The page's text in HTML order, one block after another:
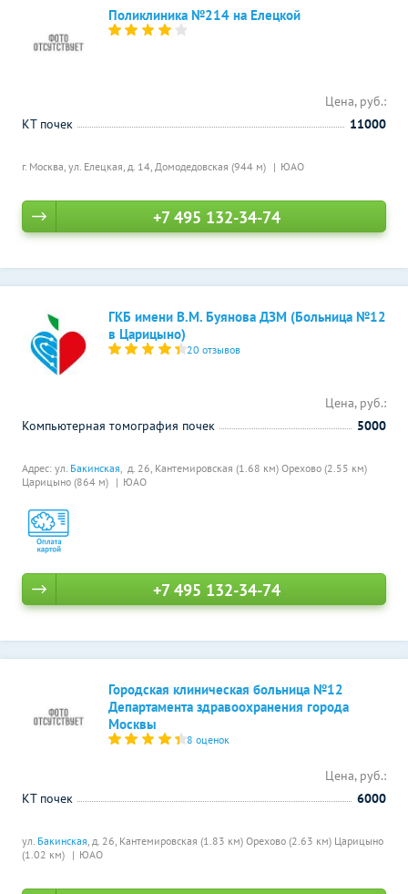
Поликлиника №214 на Елецкой
г. Москва, ул. Елецкая, д. 14, Домодедовская (944 м) ЮАО
Цена, руб.:
КТ почек
11000
+7 495 132-34-74
ГКБ имени В.М. Буянова ДЗМ (Больница №12
в Царицыно)
20 отзывов
Адрес: ул. Бакинская, д. 26, Кантемировская (1.68 км) Орехово (2.55 км)
Царицыно (864 м)
ЮАО
Цена, руб.:
Компьютерная томография почек
5000
+7 495 132-34-74
Городская клиническая больница №12
Департамента здравоохранения города
Москвы
8 оценок
ул. Бакинская, д. 26, Кантемировская (1.83 км) Орехово (2.63 км) Царицыно
(1.02 км)
ЮАО
Цена, руб.:
КТ почек
6000